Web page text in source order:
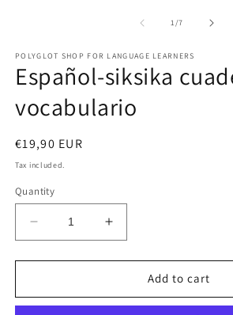
1/of
7
POLYGLOT SHOP FOR LANGUAGE LEARNERS
Español-siksika
vocabulario
Regular
price
€19,90 EUR
Tax included.
Quantity
Decrease
quantity
for
siksika
Increase
quantity
for
Español-
siksika
Add to cart